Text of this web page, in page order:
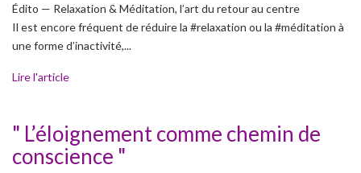
Édito — Relaxation & Méditation, l’art du retour au centre
Il est encore fréquent de réduire la #relaxation ou la #méditation à
une forme d’inactivité,...
Lire l'article
" L’éloignement comme chemin de
conscience "